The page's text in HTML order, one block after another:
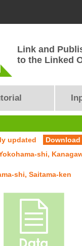
Link and
to the Linked
updated
shi,
shi, Saitama-ken